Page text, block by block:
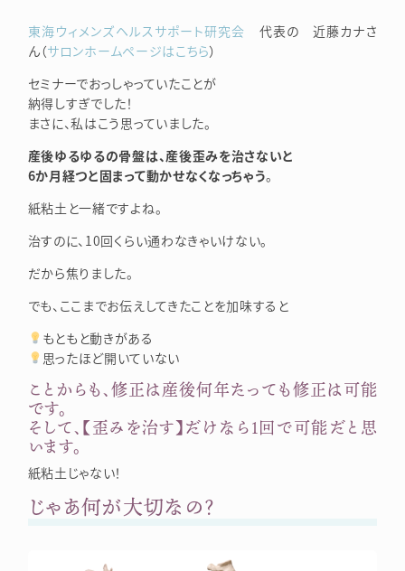
東海ウィメンズヘルスサポート研究会 代表の 近藤カナさ
ん（サロンホームページはこちら）
セミナーでおっしゃっていたことが
納得しすぎでした！
まさに、私はこう思っていました。
産後ゆるゆるの骨盤は、産後歪みを治さないと
6か月経つと固まって動かせなくなっちゃう。
紙粘土と一緒ですよね。
治すのに、10回くらい通わなきゃいけない。
だから焦りました。
でも、ここまでお伝えしてきたことを加味すると
もともと動きがある
思ったほど開いていない
ことからも、修正は産後何年たっても修正は可能
です。
そして、【歪みを治す】だけなら1回で可能だと思
います。
紙粘土じゃない！
じゃあ何が大切なの？